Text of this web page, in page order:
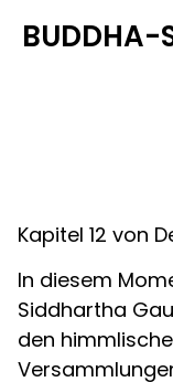
BUDDHA-
Kapitel 12 von
In diesem
Siddhartha
den